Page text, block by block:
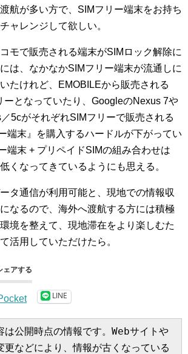
航が多い方で、SIMフリー端末をお持ち
ャレンジして欲しい。
モで販売される端末がSIMロック解除に
は、なかなかSIMフリー端末が流通しに
たけれど、EMOBILEから販売される
ーとなっていたり、GoogleのNexus 7や
5cがそれぞれSIMフリーで販売される
端末』を購入するハードルが下がってい
端末 + プリペイドSIMの組み合わせは
くなってきているようにも思える。
タ通信が利用可能と、現地での情報収
なるので、海外へ渡航する方には積極
境を整えて、現地滞在をより楽しむた
活用していただけたら。
ェアする
LINE
は公開時点の情報です。Webサイトや
更などにより、情報が古くなっている